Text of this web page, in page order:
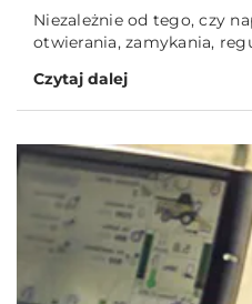
Niezależnie od tego, czy
otwierania, zamykania,
Czytaj dalej